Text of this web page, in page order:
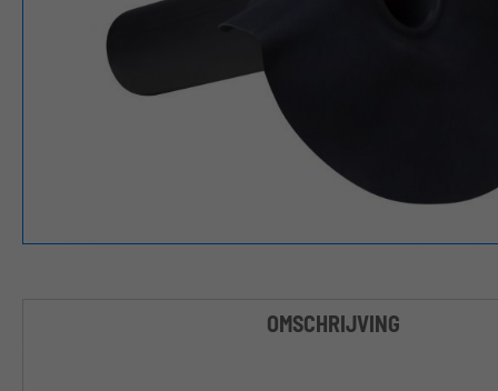
OMSCHRIJVING